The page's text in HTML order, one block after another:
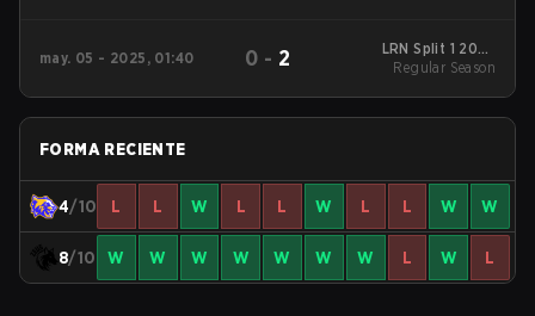
may. 05 - 2025, 01:40 0 - 2
LRN Split 1 2025
Regular Season
Regular Season
FORMA RECIENTE
4/10 L L W L L W L L W W
8/10 W W W W W W W L W L